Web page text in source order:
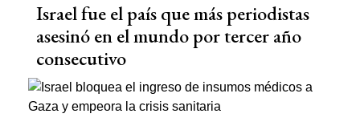
Israel fue el país que más periodistas
asesinó en el mundo por tercer año
consecutivo